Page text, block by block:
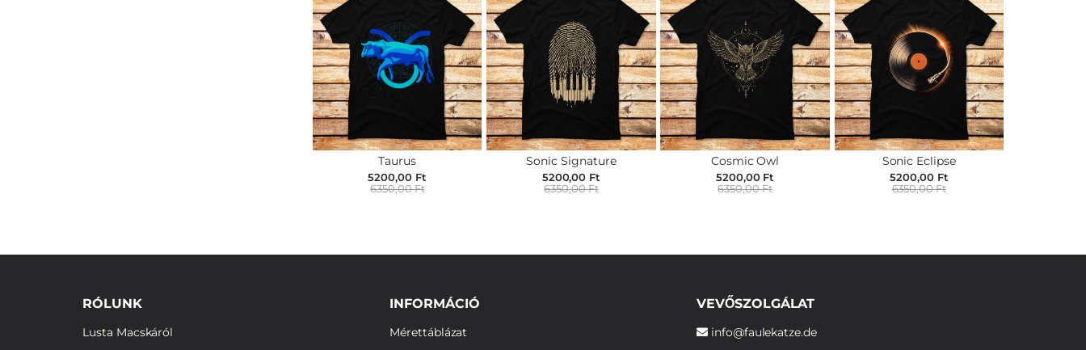
Taurus
5200,00 Ft
6350,00 Ft
Sonic Signature
5200,00 Ft
6350,00 Ft
Cosmic Owl
5200,00 Ft
6350,00 Ft
Sonic Eclipse
5200,00 Ft
6350,00 Ft
RÓLUNK
Lusta Macskáról
INFORMÁCIÓ
Mérettáblázat
VEVŐSZOLGÁLAT
info@faulekatze.de